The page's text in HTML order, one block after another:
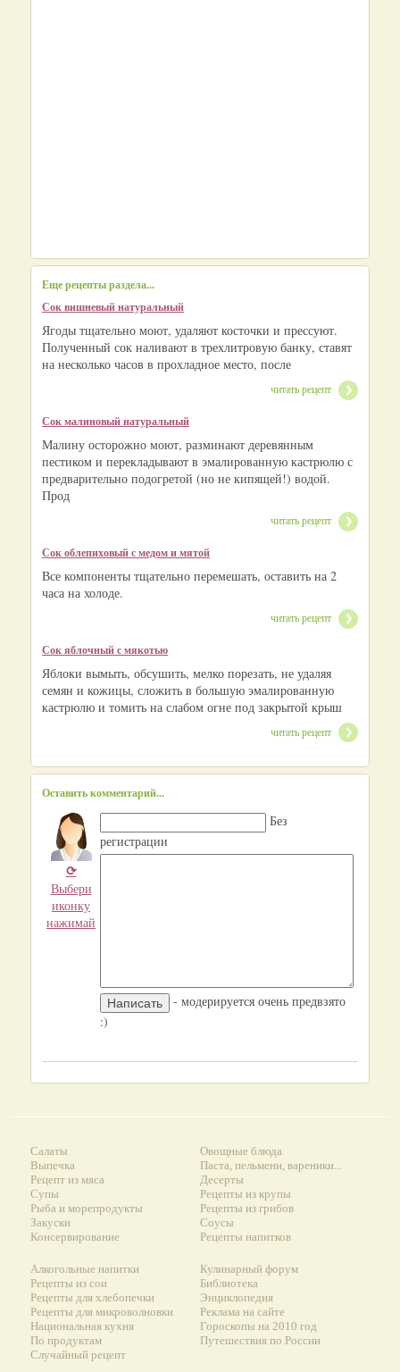
Еще рецепты раздела...
Сок вишневый натуральный
Ягоды тщательно моют, удаляют косточки и прессуют.
Полученный сок наливают в трехлитровую банку, ставят
на несколько часов в прохладное место, после
читать рецепт
Сок малиновый натуральный
Малину осторожно моют, разминают деревянным
пестиком и перекладывают в эмалированную кастрюлю с
предварительно подогретой (но не кипящей!) водой.
Прод
читать рецепт
Сок облепиховый с медом и мятой
Все компоненты тщательно перемешать, оставить на 2
часа на холоде.
читать рецепт
Сок яблочный с мякотью
Яблоки вымыть, обсушить, мелко порезать, не удаляя
семян и кожицы, сложить в большую эмалированную
кастрюлю и томить на слабом огне под закрытой крыш
читать рецепт
Оставить комментарий...
⟳
Выбери
иконку
нажимай
Без
регистрации
- модерируется очень предвзято
:)
Салаты
Выпечка
Рецепт из мяса
Супы
Рыба и морепродукты
Закуски
Консервирование
Овощные блюда
Паста, пельмени, вареники...
Десерты
Рецепты из крупы
Рецепты из грибов
Соусы
Рецепты напитков
Алкогольные напитки
Рецепты из сои
Рецепты для хлебопечки
Рецепты для микроволновки
Национальная кухня
По продуктам
Случайный рецепт
Кулинарный форум
Библиотека
Энциклопедия
Реклама на сайте
Гороскопы на 2010 год
Путешествия по России